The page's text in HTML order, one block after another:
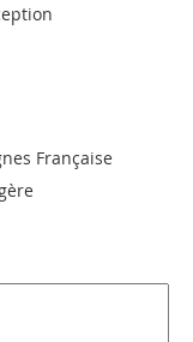
Française